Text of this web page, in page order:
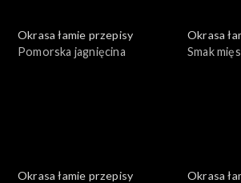
Okrasa łamie przepisy
Pomorska jagnięcina
Okrasa
Smak
Okrasa łamie przepisy
Okrasa